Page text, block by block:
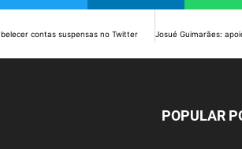
contas suspensas no Twitter
POPULAR